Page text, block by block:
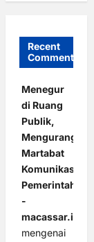
Recent
Comments
Menegur
di Ruang
Publik,
Mengurangi
Martabat
Komunikasi
Pemerintahan
-
macassar.id
mengenai